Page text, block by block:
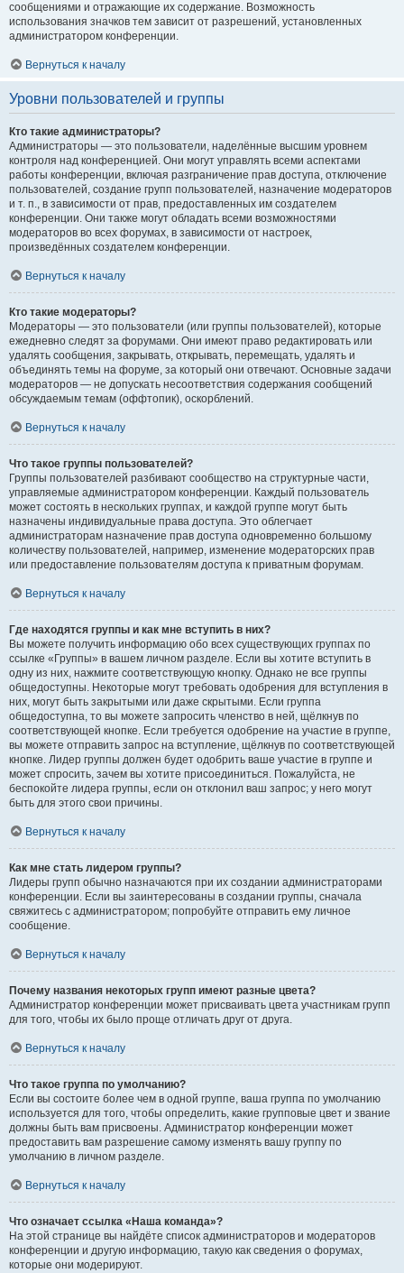
сообщениями и отражающие их содержание. Возможность
использования значков тем зависит от разрешений, установленных
администратором конференции.
Вернуться к началу
Уровни пользователей и группы
Кто такие администраторы?
Администраторы — это пользователи, наделённые высшим уровнем
контроля над конференцией. Они могут управлять всеми аспектами
работы конференции, включая разграничение прав доступа, отключение
пользователей, создание групп пользователей, назначение модераторов
и т. п., в зависимости от прав, предоставленных им создателем
конференции. Они также могут обладать всеми возможностями
модераторов во всех форумах, в зависимости от настроек,
произведённых создателем конференции.
Вернуться к началу
Кто такие модераторы?
Модераторы — это пользователи (или группы пользователей), которые
ежедневно следят за форумами. Они имеют право редактировать или
удалять сообщения, закрывать, открывать, перемещать, удалять и
объединять темы на форуме, за который они отвечают. Основные задачи
модераторов — не допускать несоответствия содержания сообщений
обсуждаемым темам (оффтопик), оскорблений.
Вернуться к началу
Что такое группы пользователей?
Группы пользователей разбивают сообщество на структурные части,
управляемые администратором конференции. Каждый пользователь
может состоять в нескольких группах, и каждой группе могут быть
назначены индивидуальные права доступа. Это облегчает
администраторам назначение прав доступа одновременно большому
количеству пользователей, например, изменение модераторских прав
или предоставление пользователям доступа к приватным форумам.
Вернуться к началу
Где находятся группы и как мне вступить в них?
Вы можете получить информацию обо всех существующих группах по
ссылке «Группы» в вашем личном разделе. Если вы хотите вступить в
одну из них, нажмите соответствующую кнопку. Однако не все группы
общедоступны. Некоторые могут требовать одобрения для вступления в
них, могут быть закрытыми или даже скрытыми. Если группа
общедоступна, то вы можете запросить членство в ней, щёлкнув по
соответствующей кнопке. Если требуется одобрение на участие в группе,
вы можете отправить запрос на вступление, щёлкнув по соответствующей
кнопке. Лидер группы должен будет одобрить ваше участие в группе и
может спросить, зачем вы хотите присоединиться. Пожалуйста, не
беспокойте лидера группы, если он отклонил ваш запрос; у него могут
быть для этого свои причины.
Вернуться к началу
Как мне стать лидером группы?
Лидеры групп обычно назначаются при их создании администраторами
конференции. Если вы заинтересованы в создании группы, сначала
свяжитесь с администратором; попробуйте отправить ему личное
сообщение.
Вернуться к началу
Почему названия некоторых групп имеют разные цвета?
Администратор конференции может присваивать цвета участникам групп
для того, чтобы их было проще отличать друг от друга.
Вернуться к началу
Что такое группа по умолчанию?
Если вы состоите более чем в одной группе, ваша группа по умолчанию
используется для того, чтобы определить, какие групповые цвет и звание
должны быть вам присвоены. Администратор конференции может
предоставить вам разрешение самому изменять вашу группу по
умолчанию в личном разделе.
Вернуться к началу
Что означает ссылка «Наша команда»?
На этой странице вы найдёте список администраторов и модераторов
конференции и другую информацию, такую как сведения о форумах,
которые они модерируют.